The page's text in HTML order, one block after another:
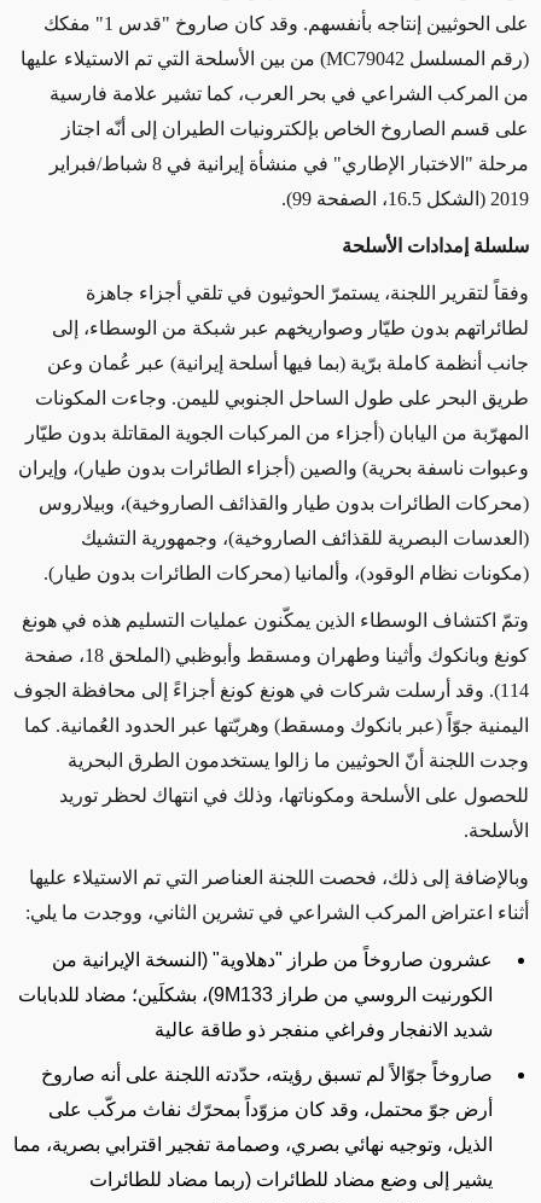
على الحوثيين إنتاجه بأنفسهم. وقد كان صاروخ "قدس 1" مفكك
(رقم المسلسل MC79042) من بين الأسلحة التي تم الاستيلاء عليها
من المركب الشراعي في بحر العرب، كما تشير علامة فارسية
على قسم الصاروخ الخاص بإلكترونيات الطيران إلى أنّه اجتاز
مرحلة "الاختبار الإطاري" في منشأة إيرانية في 8 شباط/فبراير
2019 (الشكل 16.5، الصفحة 99).
سلسلة إمدادات الأسلحة
وفقاً لتقرير اللجنة، يستمرّ الحوثيون في تلقي أجزاء جاهزة
لطائراتهم بدون طيّار وصواريخهم عبر شبكة من الوسطاء، إلى
جانب أنظمة كاملة برّية (بما فيها أسلحة إيرانية) عبر عُمان وعن
طريق البحر على طول الساحل الجنوبي لليمن. وجاءت المكونات
المهرّبة من اليابان (أجزاء من المركبات الجوية المقاتلة بدون طيّار
وعبوات ناسفة بحرية) والصين (أجزاء الطائرات بدون طيار)، وإيران
(محركات الطائرات بدون طيار والقذائف الصاروخية)، وبيلاروس
(العدسات البصرية للقذائف الصاروخية)، وجمهورية التشيك
(مكونات نظام الوقود)، وألمانيا (محركات الطائرات بدون طيار).
وتمّ اكتشاف الوسطاء الذين يمكّنون عمليات التسليم هذه في هونغ
كونغ وبانكوك وأثينا وطهران ومسقط وأبوظبي (الملحق 18، صفحة
114). وقد أرسلت شركات في هونغ كونغ أجزاءً إلى محافظة الجوف
اليمنية جوّاً (عبر بانكوك ومسقط) وهربّتها عبر الحدود العُمانية. كما
وجدت اللجنة أنّ الحوثيين ما زالوا يستخدمون الطرق البحرية
للحصول على الأسلحة ومكوناتها، وذلك في انتهاك لحظر توريد
الأسلحة.
وبالإضافة إلى ذلك، فحصت اللجنة العناصر التي تم الاستيلاء عليها
أثناء اعتراض المركب الشراعي في تشرين الثاني، ووجدت ما يلي:
عشرون صاروخاً من طراز "دهلاوية" (النسخة الإيرانية من
الكورنيت الروسي من طراز 9M133)، بشكلَين؛ مضاد للدبابات
شديد الانفجار وفراغي منفجر ذو طاقة عالية
صاروخاً جوّالاً لم تسبق رؤيته، حدّدته اللجنة على أنه صاروخ
أرض جوّ محتمل، وقد كان مزوّداً بمحرّك نفاث مركّب على
الذيل، وتوجيه نهائي بصري، وصمامة تفجير اقترابي بصرية، مما
يشير إلى وضع مضاد للطائرات (ربما مضاد للطائرات